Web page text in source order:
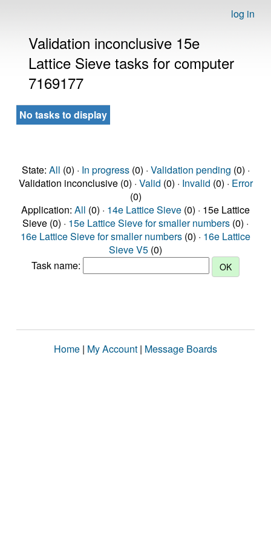
log in
Validation inconclusive 15e
Lattice Sieve tasks for computer
7169177
No tasks to display
State: All (0) · In progress(0) · Validation pending (0) ·
Validation inconclusive (0) · Valid (0) · Invalid (0) · Error
(0)
Application: All (0) · 14e Lattice Sieve (0) · 15e Lattice
Sieve (0) · 15e Lattice Sieve for smaller numbers (0) ·
16e Lattice Sieve for smaller numbers (0) · 16e Lattice
Sieve V5 (0)
Task name:
Home | My Account | Message Boards